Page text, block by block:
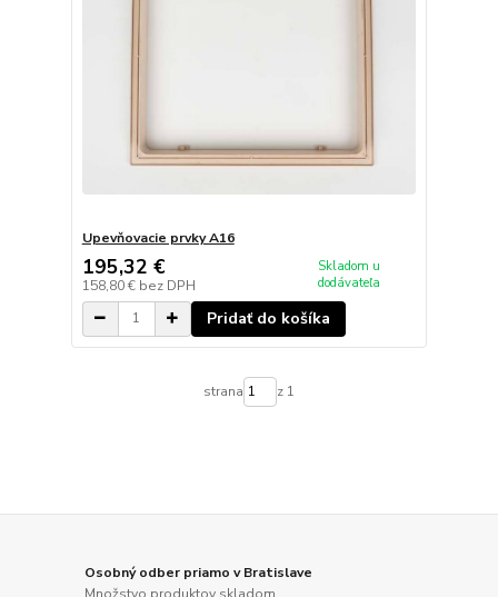
Upevňovacie prvky A16
195,32 €
158,80 € bez DPH
Skladom u
dodávateľa
Pridať do košíka
strana z 1
Osobný odber priamo v Bratislave